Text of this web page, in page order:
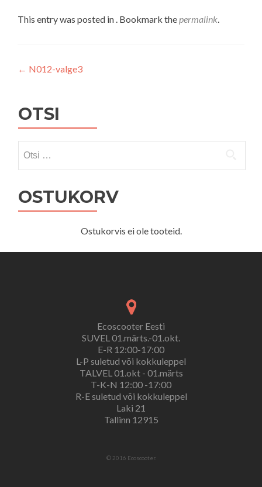
This entry was posted in . Bookmark thepermalink.
Navigeerimine
← N012-valge3
OTSI
OSTUKORV
Ostukorvis ei ole tooteid.
Ecoscooter Eesti
SUVEL 01.märts.-01.okt.
E-R 12:00-17:00
L-P suletud või kokkuleppel
TALVEL 01.okt - 01.märts
T-K-N 12:00 -17:00
R-E suletud või kokkuleppel
Laki 21
Tallinn 12915
© 2016 Ecoscooter.